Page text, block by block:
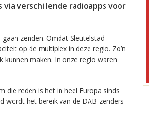
verschillende radioapps voor
zenden. Omdat Sleutelstad
op de multiplex in deze regio. Zo’n
kunnen maken. In onze regio waren
die reden is het in heel Europa sinds
wordt het bereik van de DAB-zenders